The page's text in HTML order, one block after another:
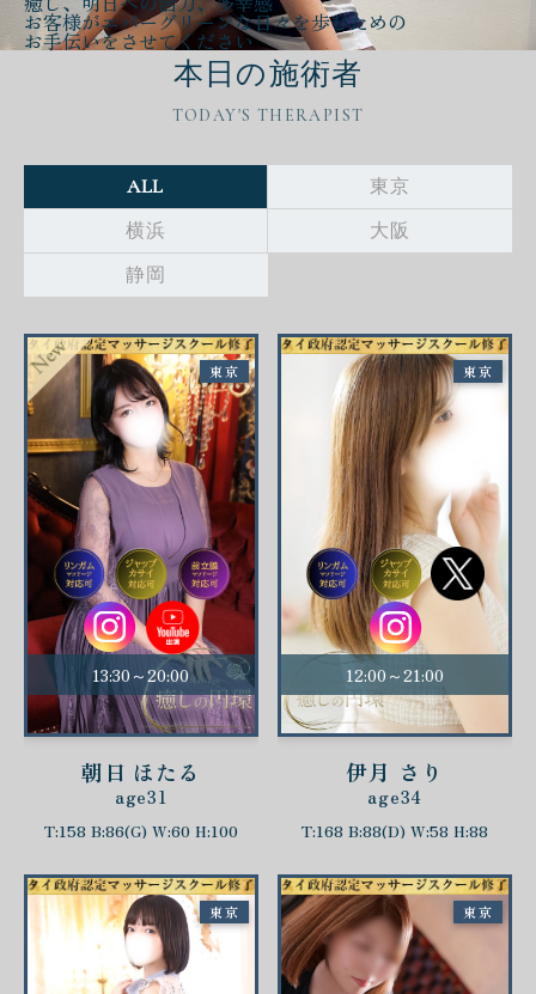
お客様がエバーグリーンな日々を歩むための
お手伝いをさせてください
本日の施術者
TODAY'S THERAPIST
ALL
東京
横浜
大阪
静岡
13:30～20:00
朝日 ほたる
age31
T:158 B:86(G) W:60 H:100
東京
12:00～21:00
伊月 さり
age34
T:168 B:88(D) W:58 H:88
東京
東京 東京